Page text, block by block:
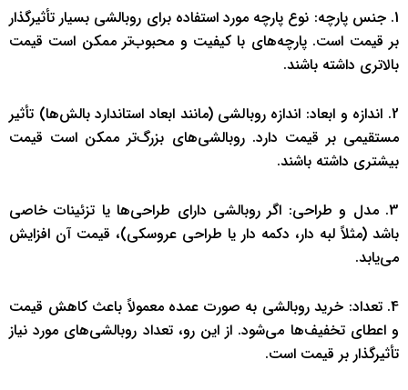
1. جنس پارچه: نوع پارچه مورد استفاده برای روبالشی بسیار تأثیرگذار
بر قیمت است. پارچه‌های با کیفیت و محبوب‌تر ممکن است قیمت
بالاتری داشته باشند.
2. اندازه و ابعاد: اندازه روبالشی (مانند ابعاد استاندارد بالش‌ها) تأثیر
مستقیمی بر قیمت دارد. روبالشی‌های بزرگ‌تر ممکن است قیمت
بیشتری داشته باشند.
3. مدل و طراحی: اگر روبالشی دارای طراحی‌ها یا تزئینات خاصی
باشد (مثلاً لبه دار، دکمه دار یا طراحی عروسکی)، قیمت آن افزایش
می‌یابد.
4. تعداد: خرید روبالشی به صورت عمده معمولاً باعث کاهش قیمت
و اعطای تخفیف‌ها می‌شود. از این رو، تعداد روبالشی‌های مورد نیاز
تأثیرگذار بر قیمت است.